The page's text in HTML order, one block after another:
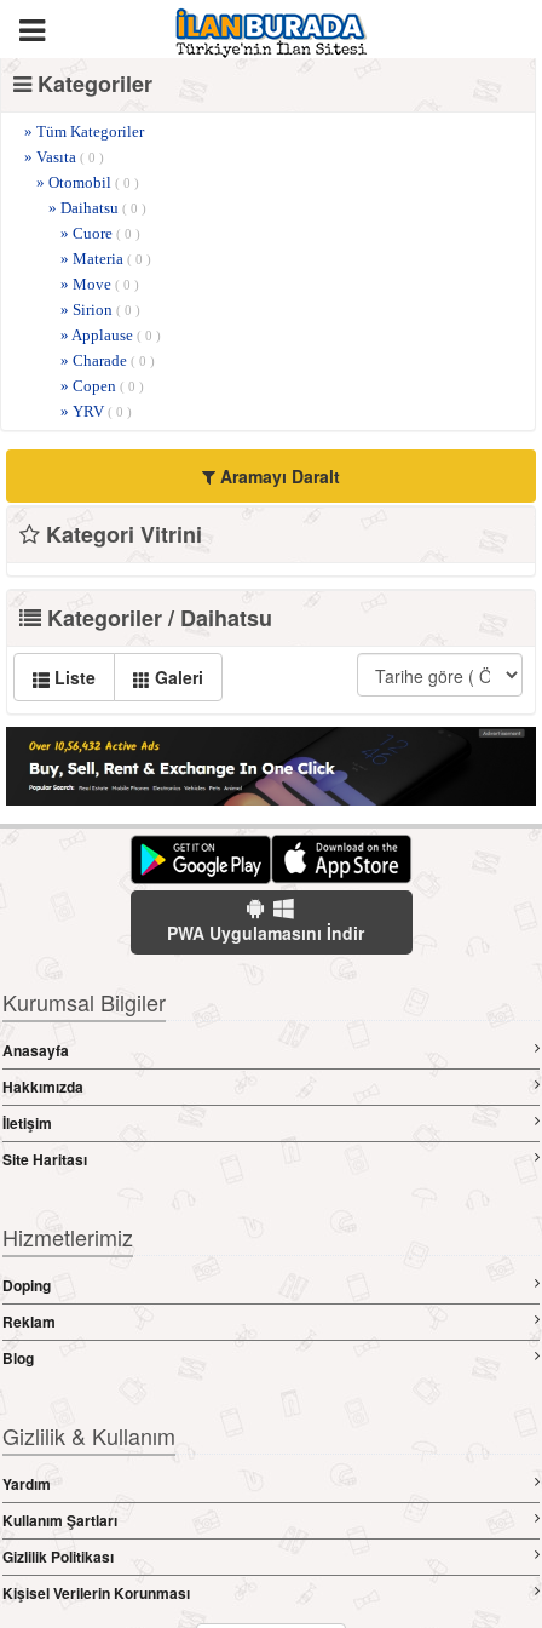
Kategoriler
» Tüm Kategoriler
» Vasıta ( 0 )
» Otomobil ( 0 )
» Daihatsu ( 0 )
» Cuore ( 0 )
» Materia ( 0 )
» Move ( 0 )
» Sirion ( 0 )
» Applause ( 0 )
» Charade ( 0 )
» Copen ( 0 )
» YRV ( 0 )
Aramayı Daralt
Kategori Vitrini
Kategoriler / Daihatsu
Liste Galeri
PWA Uygulamasını İndir
Kurumsal Bilgiler
Anasayfa
Hakkımızda
İletişim
Site Haritası
Hizmetlerimiz
Doping
Reklam
Blog
Gizlilik & Kullanım
Yardım
Kullanım Şartları
Gizlilik Politikası
Kişisel Verilerin Korunması